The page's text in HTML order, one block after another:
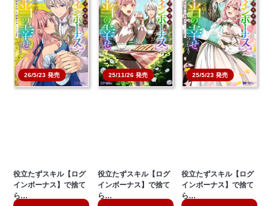
26/5/23 発売
役立たずスキル【ログ
インボーナス】で捨て
ら…
25/11/26 発売
役立たずスキル【ログ
インボーナス】で捨て
ら…
25/5/23 発売
役立たずスキル【ログ
インボーナス】で捨て
ら…